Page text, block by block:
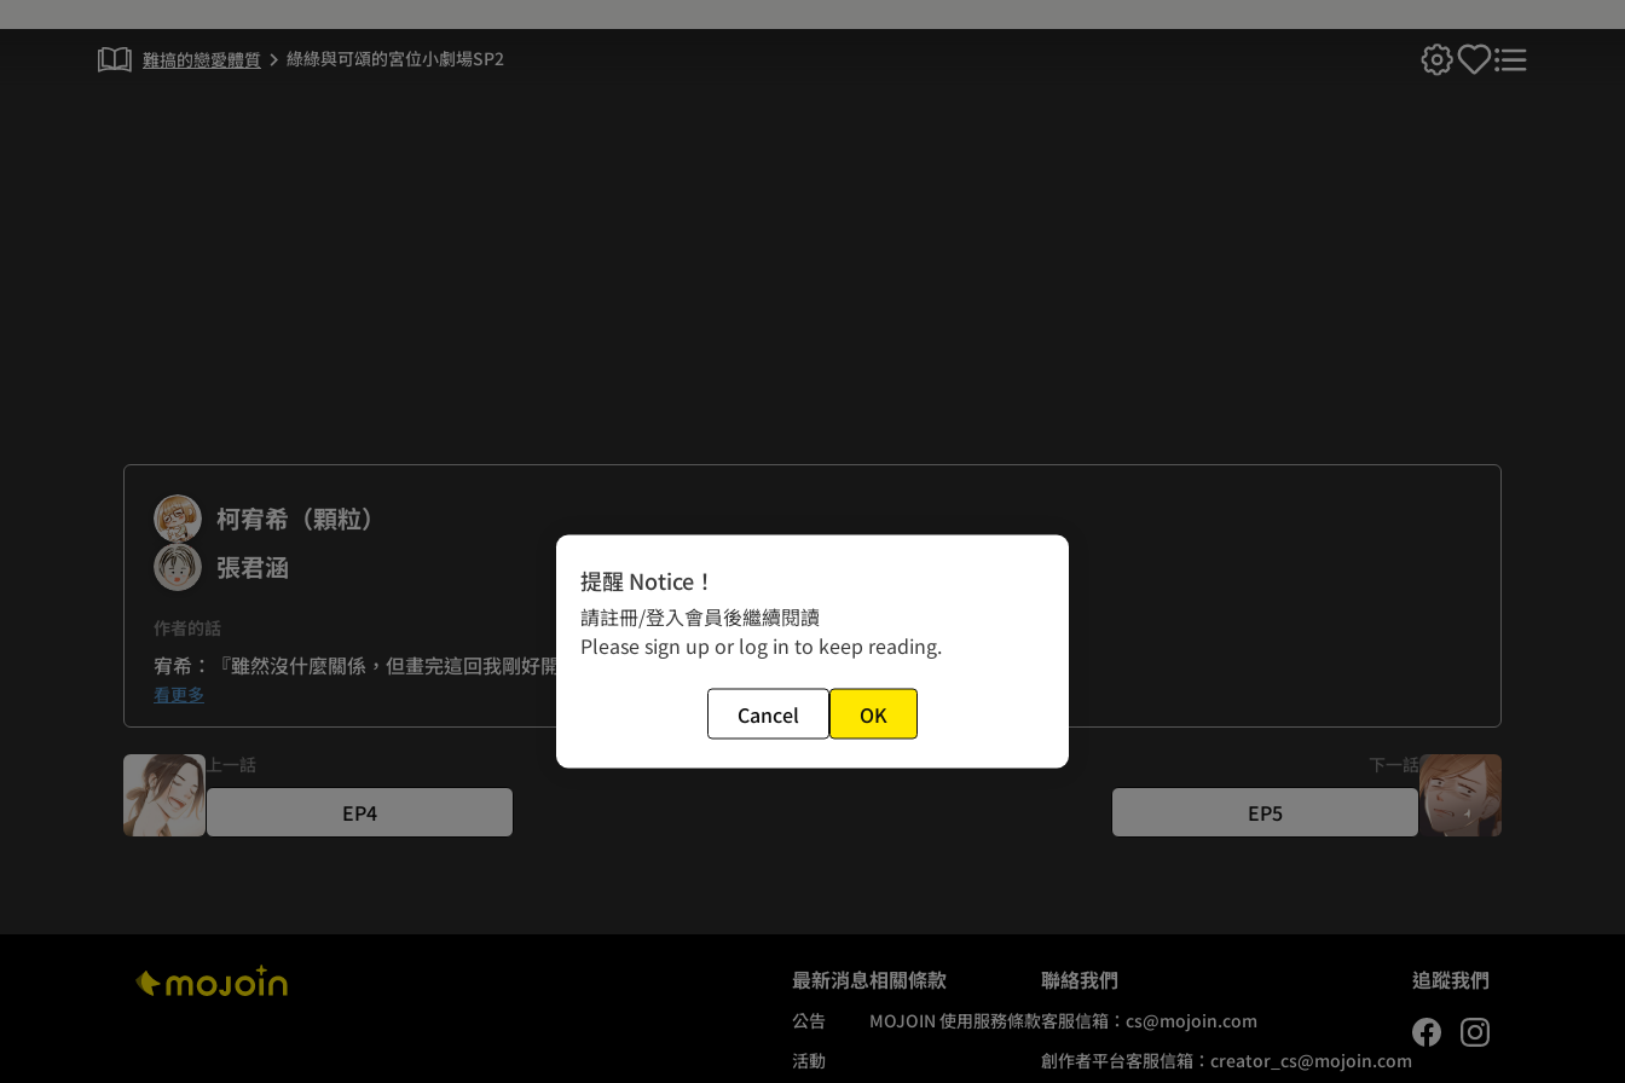
難搞的戀愛體質 chevron_right 綠綠與可頌的宮位小劇場SP2
柯宥希（顆粒）
張君涵
作者的話
宥希：『雖然沒什麼關係，但畫完這回我剛好開始做飲控了，自煮健康餐又要好吃真的好麻煩啊～』
君涵：『我也贊成肚子軟軟的躺起來最舒服了，而且要很累很累才能把肚子練那麼硬，所以幹嘛要讓自己那麼累呢？綠綠你說對嗎～～』
看更多
上一話
EP4
下一話
EP5
最新消息
公告
活動
相關條款
MOJOIN 使用服務條款
聯絡我們
客服信箱： cs@mojoin.com
創作者平台客服信箱： creator_cs@mojoin.com
追蹤我們
提醒 Notice！
請註冊/登入會員後繼續閱讀
Please sign up or log in to keep reading.
Cancel OK